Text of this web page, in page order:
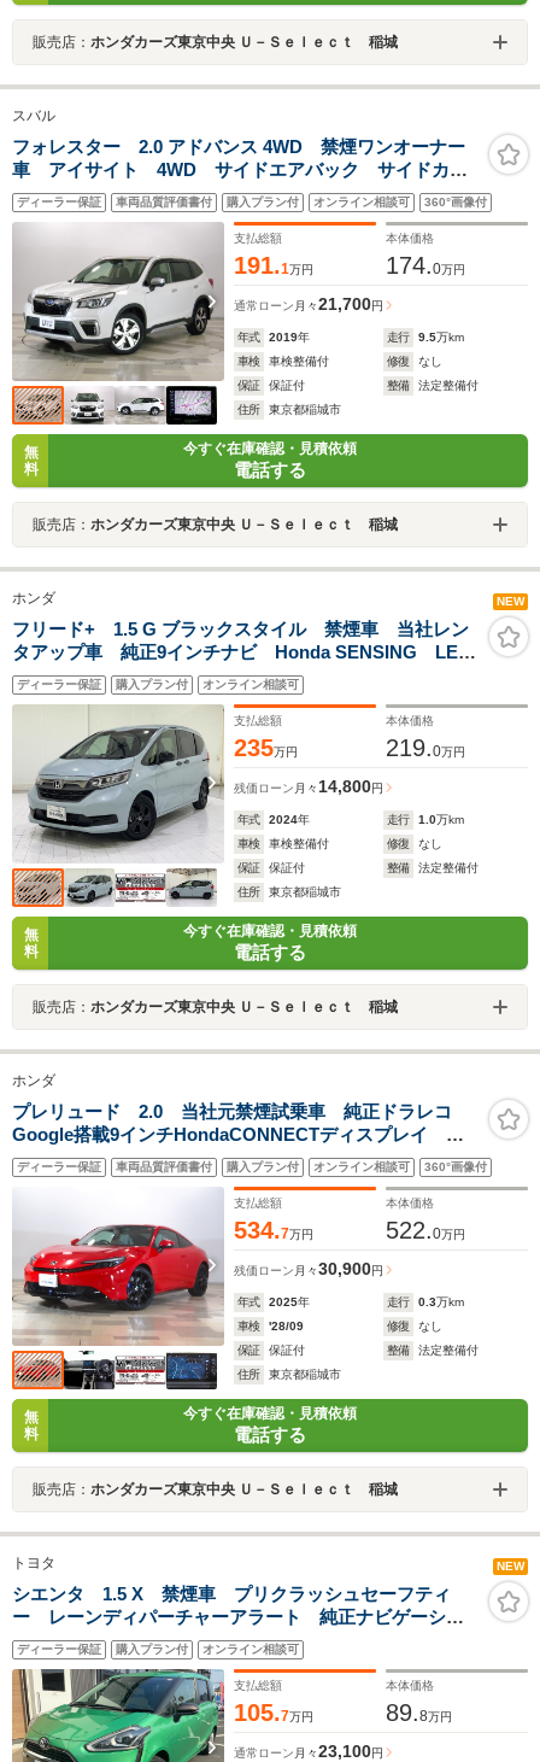
販売店： ホンダカーズ東京中央 Ｕ－Ｓｅｌｅｃｔ 稲城
スバル
フォレスター 2.0 アドバンス 4WD 禁煙ワンオーナー
車 アイサイト 4WD サイドエアバック サイドカー
テンエアバック 三菱製ナビ フルセグTV DVD
USB LEDヘッドライト ETC スマートキー プッシ
ディーラー保証 車両品質評価書付 購入プラン付 オンライン相談可 360°画像付
支払総額
191.1万円
本体価格
174.0万円
通常ローン 月々21,700円
年式 2019年 走行 9.5万km
車検
車検整備付 修復
なし
保証
保証付 整備
法定整備付
住所
東京都稲城市
無
料
今すぐ在庫確認・見積依頼
電話する
販売店： ホンダカーズ東京中央 Ｕ－Ｓｅｌｅｃｔ 稲城
ホンダ NEW
フリード+ 1.5 G ブラックスタイル 禁煙車 当社レン
タアップ車 純正9インチナビ Honda SENSING LED
ヘッドライト LEDアクティブコーナリングライト ス
マートキー 15インチアルミ BLACK STYLE専用装
ディーラー保証 購入プラン付 オンライン相談可
支払総額
235万円
本体価格
219.0万円
残価ローン 月々 14,800円
年式 2024年 走行 1.0万km
車検
車検整備付 修復
なし
保証
保証付 整備
法定整備付
住所
東京都稲城市
無
料
今すぐ在庫確認・見積依頼
電話する
販売店： ホンダカーズ東京中央 Ｕ－Ｓｅｌｅｃｔ 稲城
ホンダ
プレリュード 2.0 当社元禁煙試乗車 純正ドラレコ
Google搭載9インチHondaCONNECTディスプレイ
ETC2.0車載器 BOSEプレミアムサウンドシステム 8ス
ピーカー 前席両側シートヒーター
ディーラー保証 車両品質評価書付 購入プラン付 オンライン相談可 360°画像付
支払総額
534.7万円
本体価格
522.0万円
残価ローン 月々30,900円
年式 2025年 走行 0.3万km
車検
'28/09 修復
なし
保証
保証付 整備
法定整備付
住所
東京都稲城市
無
料
今すぐ在庫確認・見積依頼
電話する
販売店： ホンダカーズ東京中央 Ｕ－Ｓｅｌｅｃｔ 稲城
トヨタ NEW
シエンタ 1.5 X 禁煙車 プリクラッシュセーフティ
ー レーンディパーチャーアラート 純正ナビゲーショ
ン リアカメラ リア左側電動スライドドア LEDヘッ
ドライト ETC 取説 記録簿
ディーラー保証 購入プラン付 オンライン相談可
支払総額
105.7万円
本体価格
89.8万円
通常ローン 月々23,100円